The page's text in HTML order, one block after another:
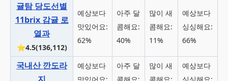
귤탐 당도선별
11brix 감귤 로
열과
⭐4.5(136,112)
예상보다
맛있어요:
62%
아주 달
콤해요:
40%
많이 새
콤해요:
11%
예상보다
싱싱해요:
66%
국내산 깐도라
예상보다
아주 달
많이 새
예상보다